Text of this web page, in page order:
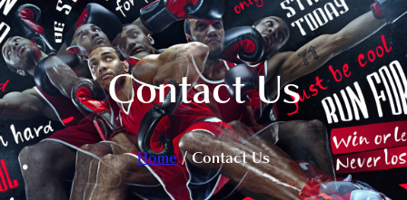
ContactUs
Home/ Contact Us